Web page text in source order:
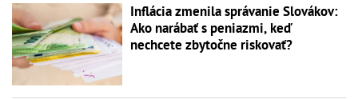
Inflácia zmenila správanie Slovákov:
Ako narábať s peniazmi, keď
nechcete zbytočne riskovať?